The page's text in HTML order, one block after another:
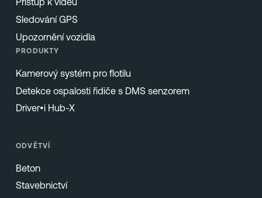
Sledování GPS
Upozornění vozidla
PRODUKTY
Kamerový systém pro flotilu
Detekce ospalosti řidiče s DMS senzorem
Driver•i Hub-X
ODVĚTVÍ
Beton
Stavebnictví